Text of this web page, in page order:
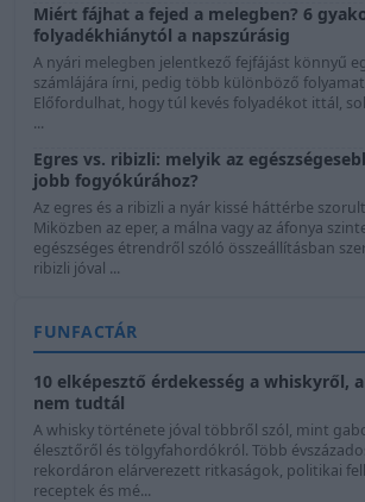
Miért fájhat a fejed a melegben? 6
folyadékhiánytól a napszúrásig
A nyári melegben jelentkező fejfájást könnyű
számlájára írni, pedig több különböző
Előfordulhat, hogy túl kevés folyadékot ittál,
...
Egres vs. ribizli: melyik az
jobb fogyókúrához?
Az egres és a ribizli a nyár kissé háttérbe
Miközben az eper, a málna vagy az áfonya
egészséges étrendről szóló összeállításban
ribizli jóval ...
FUNFACTÁR
10 elképesztő érdekesség a whiskyről,
nem tudtál
A whisky története jóval többről szól, mint
élesztőről és tölgyfahordókról. Több
rekordáron elárverezett ritkaságok, politikai
receptek és mé...